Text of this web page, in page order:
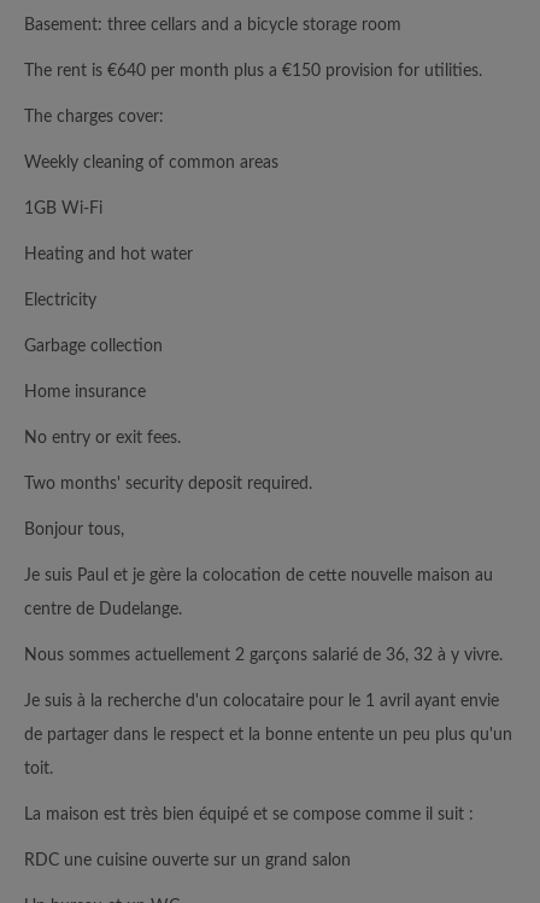
Basement: three cellars and a bicycle storage room
The rent is €640 per month plus a €150 provision for utilities.
The charges cover:
Weekly cleaning of common areas
1GB Wi-Fi
Heating and hot water
Electricity
Garbage collection
Home insurance
No entry or exit fees.
Two months' security deposit required.
Bonjour tous,
Je suis Paul et je gère la colocation de cette nouvelle maison au
centre de Dudelange.
Nous sommes actuellement 2 garçons salarié de 36, 32 à y vivre.
Je suis à la recherche d'un colocataire pour le 1 avril ayant envie
de partager dans le respect et la bonne entente un peu plus qu'un
toit.
La maison est très bien équipé et se compose comme il suit :
RDC une cuisine ouverte sur un grand salon